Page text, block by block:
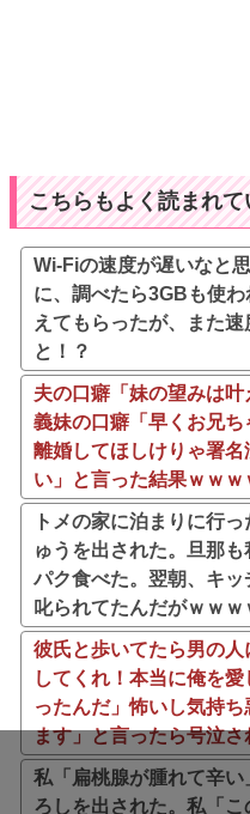
こちらもよく読まれ
Wi-Fiの速度が遅いなと
に、調べたら3GBも使
えてもらったが、また
と！？
夫の口癖「妹の望みは叶
義妹の口癖「早くお兄
離婚してほしけりゃ署
い」と言った結果ｗｗｗ
トメの家に泊まりに行
ゅうを出された。旦那
パク食べた。翌朝、キ
叱られてたんだがｗｗｗ
彼氏と歩いてたら男の
してくれ！本当に俺を
ったんだ」怖いし気持
ます」と言ったら号泣さ
私「扁桃腺が腫れて辛
ろしを出された。私「